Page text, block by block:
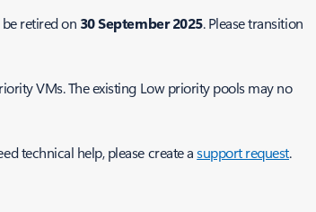
retired on 30 September 2025. Please transition
VMs. The existing Low priority pools may no
technical help, please create asupport request.